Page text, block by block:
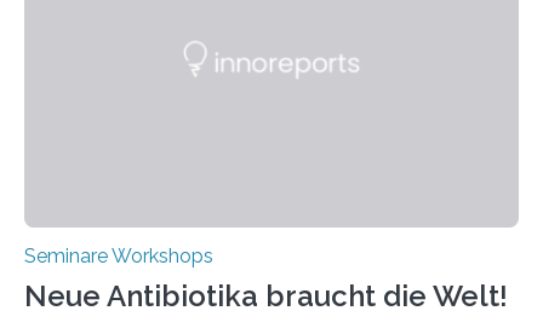
diesmal auf innovativen Strahlformungslösungen, die
Seminare Workshops
Neue Antibiotika braucht die Welt!